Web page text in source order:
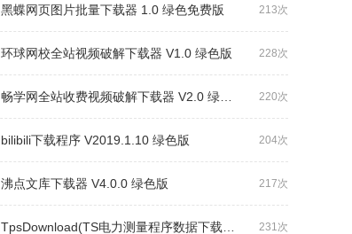
213次
黑蝶网页图片批量下载器 1.0 绿色免费版
228次
环球网校全站视频破解下载器 V1.0 绿色版
220次
畅学网全站收费视频破解下载器 V2.0 绿色版
204次
bilibili下载程序 V2019.1.10 绿色版
217次
沸点文库下载器 V4.0.0 绿色版
231次
TpsDownload(TS电力测量程序数据下载工具) V1.0 绿色免费版